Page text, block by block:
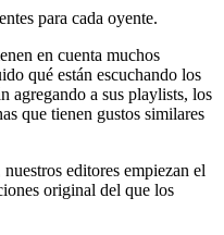
para cada oyente.
en cuenta muchos
qué están escuchando los
agregando a sus playlists, los
que tienen gustos similares
editores empiezan el
original del que los